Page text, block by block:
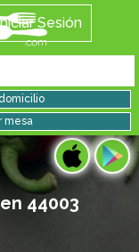
Sesión
44003